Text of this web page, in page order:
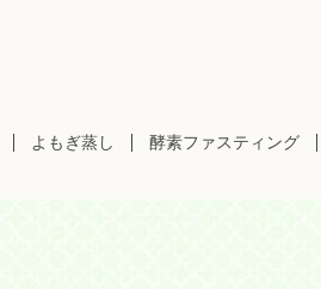
よもぎ蒸し 酵素ファスティング